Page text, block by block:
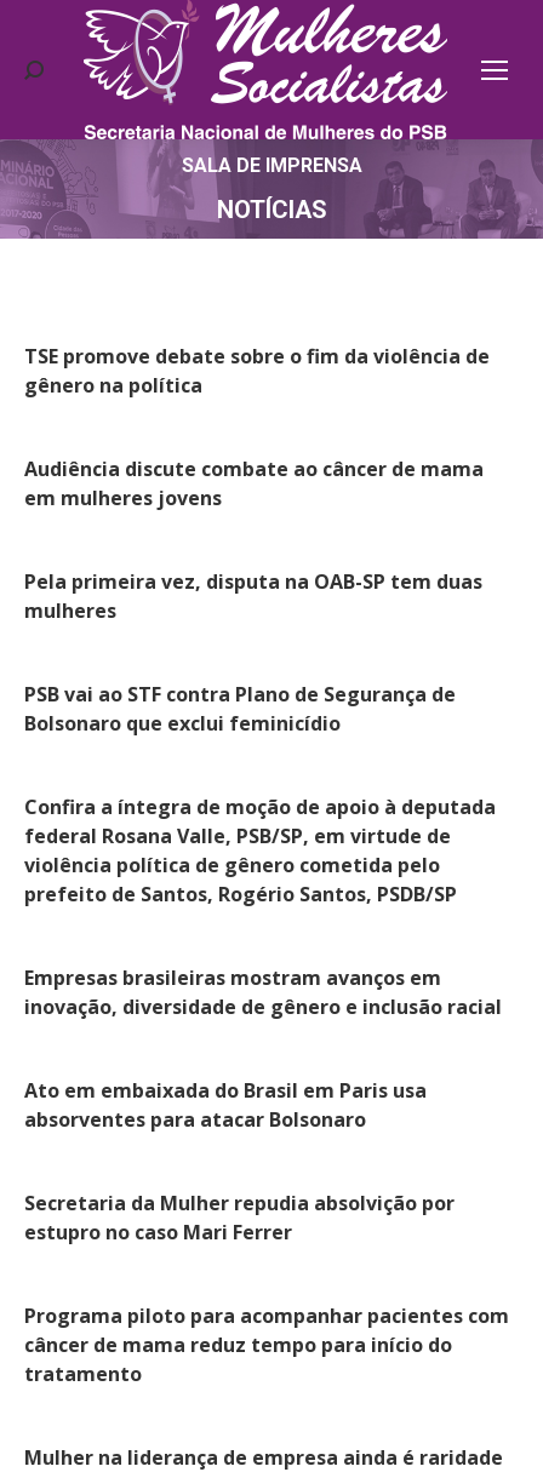
Search:
SALA DE IMPRENSA
NOTÍCIAS
Você está aqui:
TSE promove debate sobre o fim da violência de
gênero na política
Audiência discute combate ao câncer de mama
em mulheres jovens
Pela primeira vez, disputa na OAB-SP tem duas
mulheres
PSB vai ao STF contra Plano de Segurança de
Bolsonaro que exclui feminicídio
Confira a íntegra de moção de apoio à deputada
federal Rosana Valle, PSB/SP, em virtude de
violência política de gênero cometida pelo
prefeito de Santos, Rogério Santos, PSDB/SP
Empresas brasileiras mostram avanços em
inovação, diversidade de gênero e inclusão racial
Ato em embaixada do Brasil em Paris usa
absorventes para atacar Bolsonaro
Secretaria da Mulher repudia absolvição por
estupro no caso Mari Ferrer
Programa piloto para acompanhar pacientes com
câncer de mama reduz tempo para início do
tratamento
Mulher na liderança de empresa ainda é raridade